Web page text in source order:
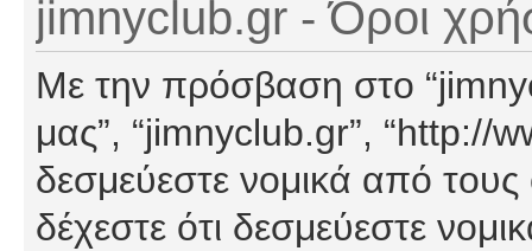
jimnyclub.gr - Όροι
Με την πρόσβαση στο
μας”, “jimnyclub.gr”, “http://
δεσμεύεστε νομικά από
δέχεστε ότι δεσμεύεστε